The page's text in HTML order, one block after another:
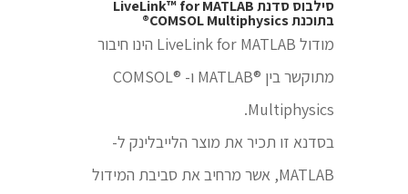
סילבוס סדנת LiveLink™ for MATLAB
בתוכנת COMSOL Multiphysics®
מודול LiveLink for MATLAB הינו חיבור
מתוקשר בין ®MATLAB ו- ®COMSOL
Multiphysics.
בסדנא זו תכיר את מוצר הלייבלינק ל-
MATLAB, אשר מרחיב את סביבת המידול